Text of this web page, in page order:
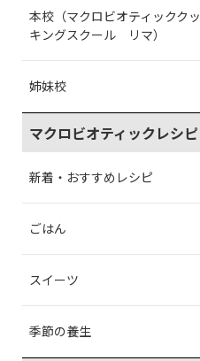
本校（マクロビオティッククッ
キングスクール リマ）
姉妹校
マクロビオティックレシピ
新着・おすすめレシピ
ごはん
スイーツ
季節の養生